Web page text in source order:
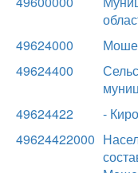
49624000
49624400
49624422
-
49624422000